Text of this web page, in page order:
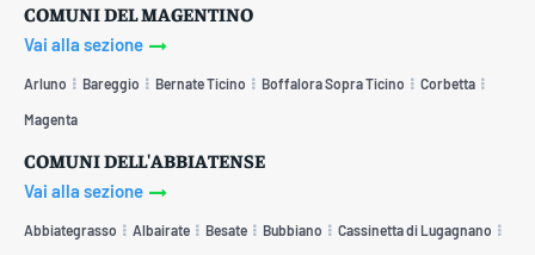
COMUNI DEL MAGENTINO
Vai alla sezione
Arluno Bareggio Bernate Ticino Boffalora Sopra Ticino Corbetta
Magenta
COMUNI DELL'ABBIATENSE
Vai alla sezione
Abbiategrasso Albairate Besate Bubbiano Cassinetta di Lugagnano